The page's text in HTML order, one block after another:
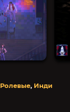
Ролевые, Инди